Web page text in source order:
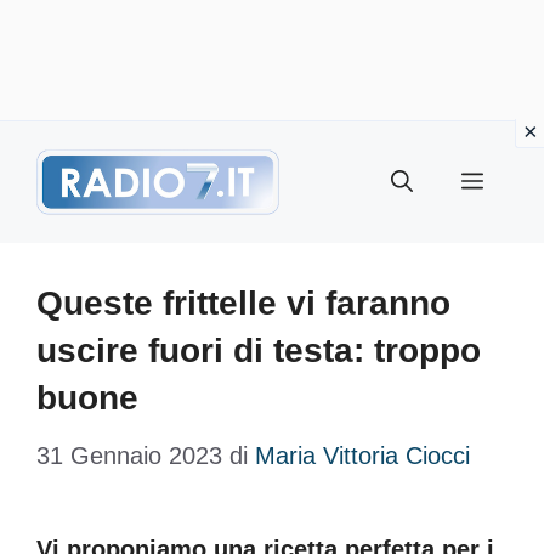
Menu
Queste frittelle vi faranno
uscire fuori di testa: troppo
buone
31 Gennaio 2023 di Maria Vittoria Ciocci